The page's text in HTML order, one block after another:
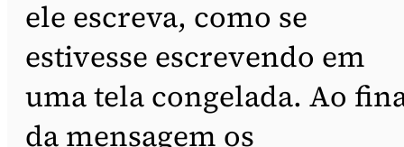
ele escreva, como se
estivesse escrevendo em
uma tela congelada. Ao
da mensagem os